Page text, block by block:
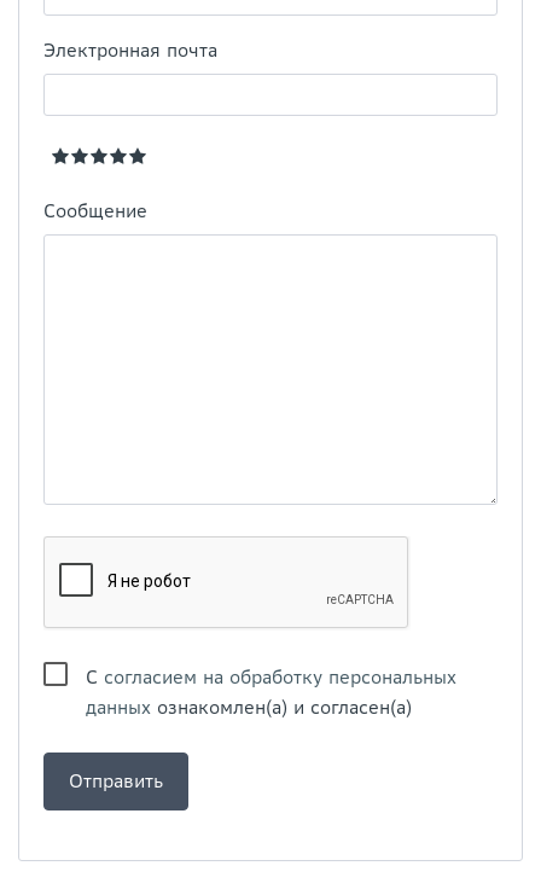
Электронная почта
Сообщение
С согласием на обработку персональных
данных ознакомлен(а) и согласен(а)